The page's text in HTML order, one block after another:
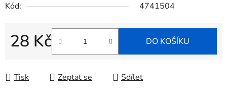
Kód:
4741504
28 Kč
Měrná cena:
DO KOŠÍKU
Tisk Zeptat se Sdílet